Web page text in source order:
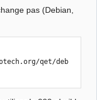
pas (Debian,
qet/deb